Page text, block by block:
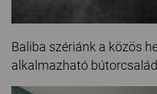
Baliba szériánk a közös
alkalmazható